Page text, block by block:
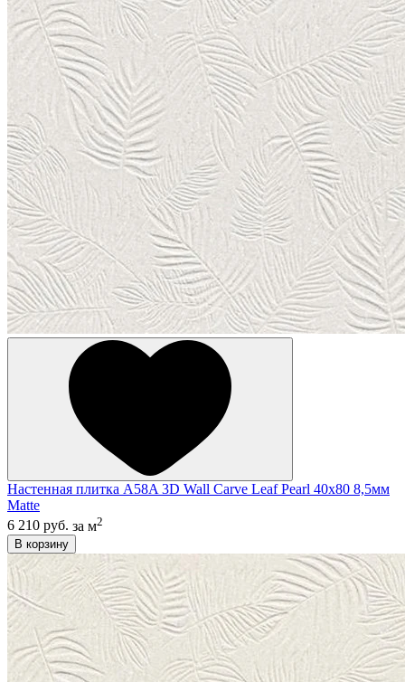
Настенная плитка A58A 3D Wall Carve Leaf Pearl 40x80 8,5мм
Matte
6 210 руб. за м2
В корзину